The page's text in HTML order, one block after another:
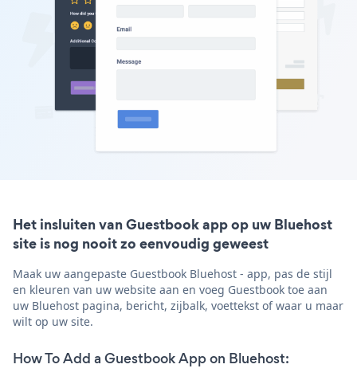
Het insluiten van Guestbook app op uw Bluehost
site is nog nooit zo eenvoudig geweest
Maak uw aangepaste Guestbook Bluehost - app, pas de stijl
en kleuren van uw website aan en voeg Guestbook toe aan
uw Bluehost pagina, bericht, zijbalk, voettekst of waar u maar
wilt op uw site.
How To Add a Guestbook App on Bluehost: